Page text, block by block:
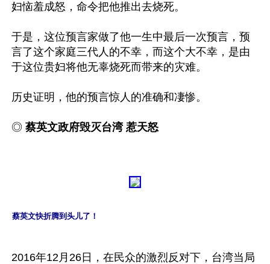
妇恼羞成怒，命令把他推出去烧死。
于是，这位预言家做了他一生中最后一次预言，预
言了这个家庭三代人的不幸，而这个大不幸，是由
于这位贵妇将他无辜烧死而带来的灾难。
历史证明，他的预言惊人的准确和凄惨。
◎ 蔡英文政府毁灭台湾 惹天怒
蔡英文快折腾到头儿了！
2016年12月26日，在民众的激烈反对下，台湾当局